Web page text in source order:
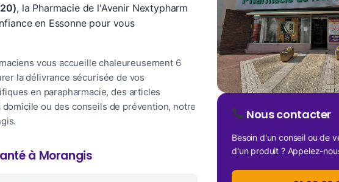
, la Pharmacie de l'Avenir Nextypharm
en Essonne pour vous
vous accueille chaleureusement 6
la délivrance sécurisée de vos
en parapharmacie, des articles
ou des conseils de prévention, notre
à Morangis
Nous contacter
Besoin d'un conseil ou de
d'un produit ? Appelez-